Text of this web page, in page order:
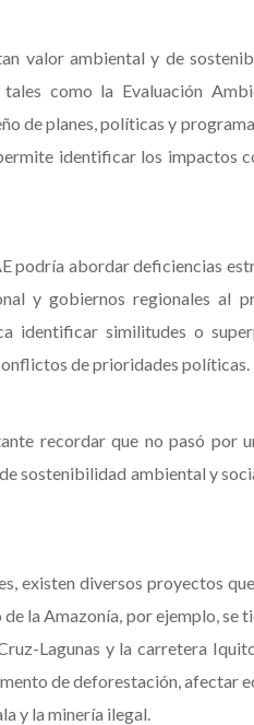
valor ambiental y de
como la Evaluación
de planes, políticas y
identificar los impactos
podría abordar deficiencias
y gobiernos regionales al
identificar similitudes o
de prioridades políticas.
recordar que no pasó por
sostenibilidad ambiental y
existen diversos proyectos
de la Amazonía, por ejemplo,
Lagunas y la carretera
de deforestación, afectar
y la minería ilegal.